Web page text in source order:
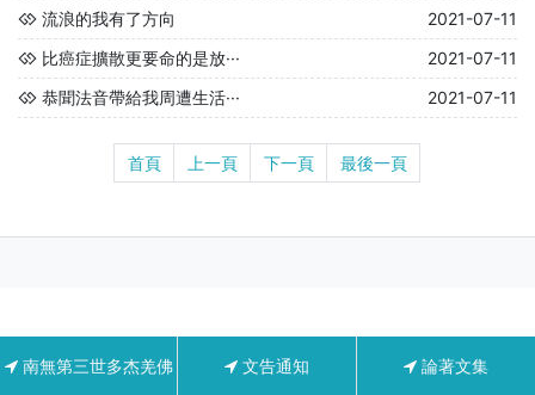
流浪的我有了方向
2021-07-11
比癌症擴散更要命的是放···
2021-07-11
恭聞法音帶給我周遭生活···
2021-07-11
首頁 上一頁 下一頁 最後一頁
南無第三世多杰羌佛 文告通知 論著文集